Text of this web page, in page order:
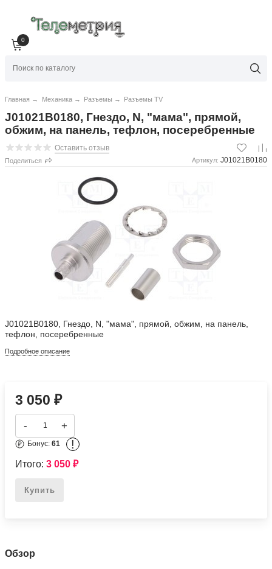
0
Главная → Механика → Разъемы → Разъемы TV
J01021B0180, Гнездо, N, "мама", прямой,
обжим, на панель, тефлон, посеребренные
Оставить отзыв
Поделиться Артикул: J01021B0180
J01021B0180, Гнездо, N, "мама", прямой, обжим, на панель,
тефлон, посеребренные
Подробное описание
3 050₽
- +
Бонус:61 !
Итого:3 050₽
Купить
Обзор